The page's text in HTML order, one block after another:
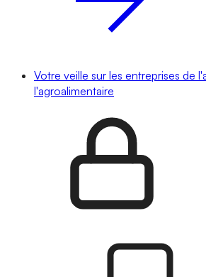
Votre veille sur les entreprises de
l'agroalimentaire